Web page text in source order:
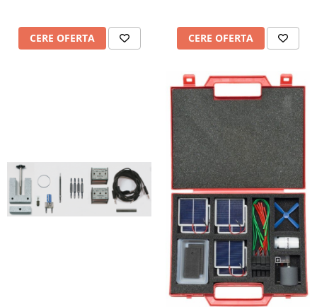
Jocuri
Educatie fizica
Primare(0-4)
Limba si Comunicare
Matematica si stiinte ale naturii
CERE OFERTA CERE OFERTA